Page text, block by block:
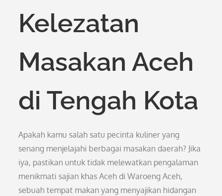
Kelezatan
Masakan Aceh
di Tengah Kota
Apakah kamu salah satu pecinta kuliner yang
senang menjelajahi berbagai masakan daerah? Jika
iya, pastikan untuk tidak melewatkan pengalaman
menikmati sajian khas Aceh di Waroeng Aceh,
sebuah tempat makan yang menyajikan hidangan